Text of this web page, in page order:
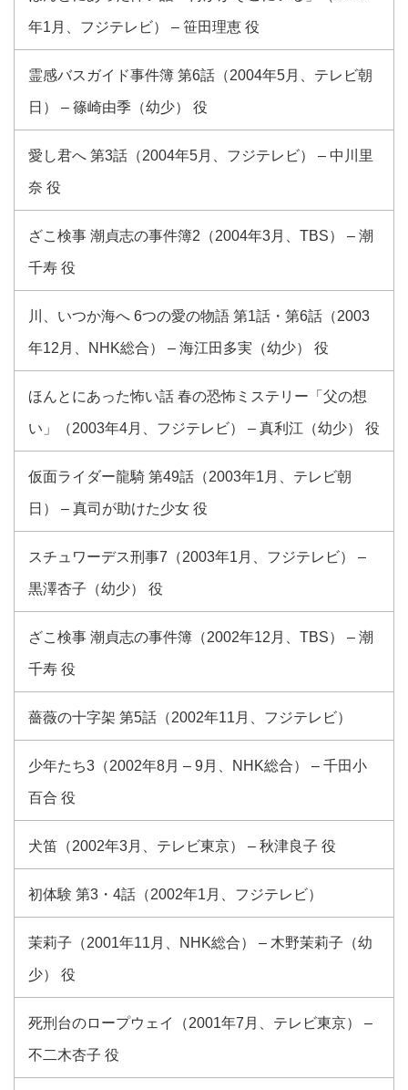
年1月、フジテレビ） – 笹田理恵 役
霊感バスガイド事件簿 第6話（2004年5月、テレビ朝
日） – 篠崎由季（幼少） 役
愛し君へ 第3話（2004年5月、フジテレビ） – 中川里
奈 役
ざこ検事 潮貞志の事件簿2（2004年3月、TBS） – 潮
千寿 役
川、いつか海へ 6つの愛の物語 第1話・第6話（2003
年12月、NHK総合） – 海江田多実（幼少） 役
ほんとにあった怖い話 春の恐怖ミステリー「父の想
い」（2003年4月、フジテレビ） – 真利江（幼少） 役
仮面ライダー龍騎 第49話（2003年1月、テレビ朝
日） – 真司が助けた少女 役
スチュワーデス刑事7（2003年1月、フジテレビ） –
黒澤杏子（幼少） 役
ざこ検事 潮貞志の事件簿（2002年12月、TBS） – 潮
千寿 役
薔薇の十字架 第5話（2002年11月、フジテレビ）
少年たち3（2002年8月 – 9月、NHK総合） – 千田小
百合 役
犬笛（2002年3月、テレビ東京） – 秋津良子 役
初体験 第3・4話（2002年1月、フジテレビ）
茉莉子（2001年11月、NHK総合） – 木野茉莉子（幼
少） 役
死刑台のロープウェイ（2001年7月、テレビ東京） –
不二木杏子 役